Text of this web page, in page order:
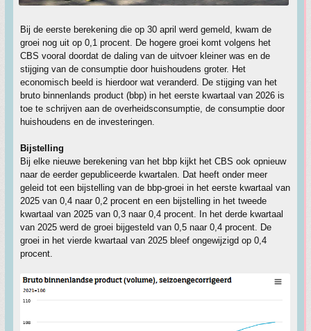
Bij de eerste berekening die op 30 april werd gemeld, kwam de
groei nog uit op 0,1 procent. De hogere groei komt volgens het
CBS vooral doordat de daling van de uitvoer kleiner was en de
stijging van de consumptie door huishoudens groter. Het
economisch beeld is hierdoor wat veranderd. De stijging van het
bruto binnenlands product (bbp) in het eerste kwartaal van 2026 is
toe te schrijven aan de overheidsconsumptie, de consumptie door
huishoudens en de investeringen.
Bijstelling
Bij elke nieuwe berekening van het bbp kijkt het CBS ook opnieuw
naar de eerder gepubliceerde kwartalen. Dat heeft onder meer
geleid tot een bijstelling van de bbp-groei in het eerste kwartaal van
2025 van 0,4 naar 0,2 procent en een bijstelling in het tweede
kwartaal van 2025 van 0,3 naar 0,4 procent. In het derde kwartaal
van 2025 werd de groei bijgesteld van 0,5 naar 0,4 procent. De
groei in het vierde kwartaal van 2025 bleef ongewijzigd op 0,4
procent.